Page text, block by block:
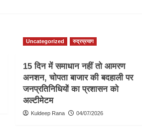
Uncategorized रुद्रप्रयाग
15 दिन में समाधान नहीं तो आमरण
अनशन, चोपता बाजार की बदहाली पर
जनप्रतिनिधियों का प्रशासन को
अल्टीमेटम
Kuldeep Rana 04/07/2026